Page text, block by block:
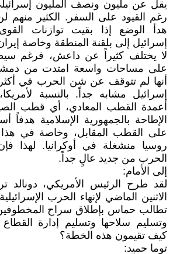
يقل عن مليون ونصف المليون
رغم القيود على السفر. الكثير منهم
هدأ الوضع إذا بقيت توازنات
إسرائيل إلى بلقنة المنطقة وخاصة
لا يختلف كثيراً عن داعش، فرغم
على مساحات واسعة امتدت من دمشق
أنها لم تتوقف عن شن الحرب في
إسرائيل مشابه جداً. بالنسبة
أعمدة القطب المعادي، أي قطب
الإطاحة بالجمهورية الإسلامية
على القطب المقابل، وخاصة في
روسيا منشغلة في أوكرانيا. لهذا
الحرب من جديد عالٍ جداً.
إلى الأمام:
لقد طرح الرئيس الأمريكي، دونالد
الاثنين الماضي لإنهاء الحرب
وتسليم سلاحها وتسليم إدارة
كيف تقيمون هذه الخطة؟
توما حميد: